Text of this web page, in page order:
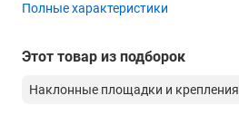
Резьбовое соединение
для лазеров серии PRIMUS2
Полные характеристики
Этот товар из подборок
Наклонные площадки и крепления